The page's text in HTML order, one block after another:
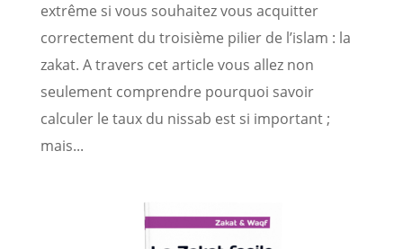
extrême si vous souhaitez vous acquitter
correctement du troisième pilier de l’islam : la
zakat. A travers cet article vous allez non
seulement comprendre pourquoi savoir
calculer le taux du nissab est si important ;
mais...